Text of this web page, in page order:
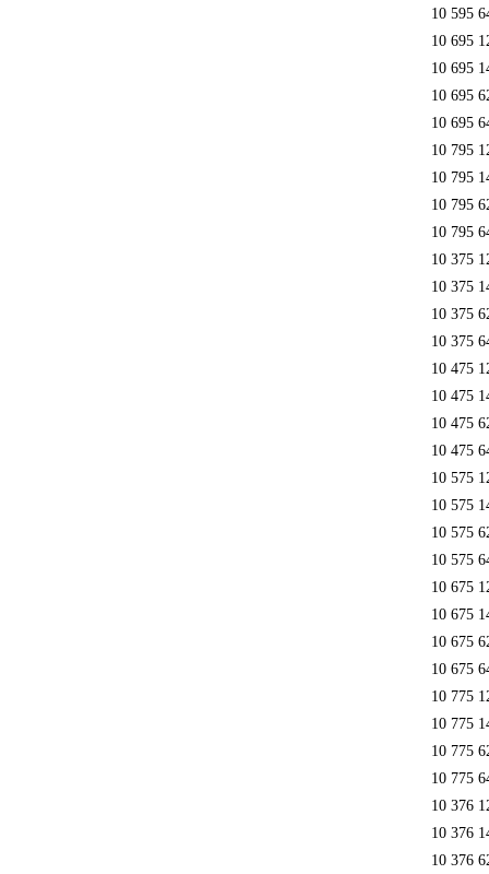
10 595
10 695
10 695
10 695
10 695
10 795
10 795
10 795
10 795
10 375
10 375
10 375
10 375
10 475
10 475
10 475
10 475
10 575
10 575
10 575
10 575
10 675
10 675
10 675
10 675
10 775
10 775
10 775
10 775
10 376
10 376
10 376